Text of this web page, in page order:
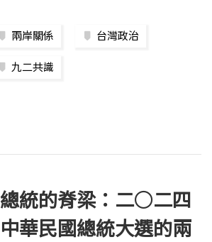
兩岸關係 台灣政治
九二共識
總統的脊梁：二○二四
中華民國總統大選的兩